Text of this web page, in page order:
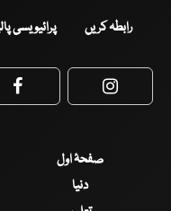
رابطہ کریں پرائیویسی
Facebook
صفحۂ اول
دنیا